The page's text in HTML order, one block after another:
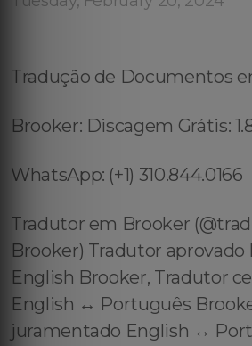
Tradução de Documentos
Brooker: Discagem Grátis:
WhatsApp: (+1) 310.844.0166
Tradutor em Brooker
Brooker) Tradutor
English Brooker, Tradutor
English ↔️ Português
juramentado English ↔️